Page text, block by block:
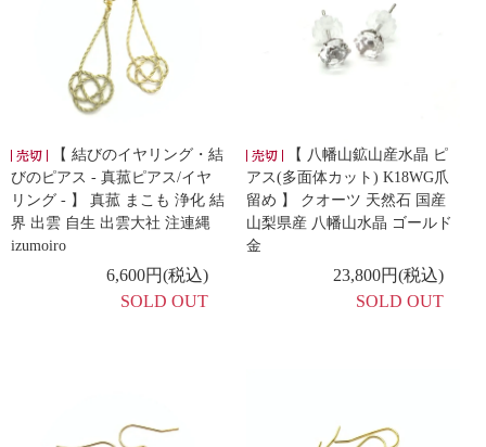
【 結びのイヤリング・結
びのピアス - 真菰ピアス/イヤ
リング - 】 真菰 まこも 浄化 結
界 出雲 自生 出雲大社 注連縄
izumoiro
6,600円(税込)
SOLD OUT
【 八幡山鉱山産水晶 ピ
アス(多面体カット) K18WG爪
留め 】 クオーツ 天然石 国産
山梨県産 八幡山水晶 ゴールド
金
23,800円(税込)
SOLD OUT